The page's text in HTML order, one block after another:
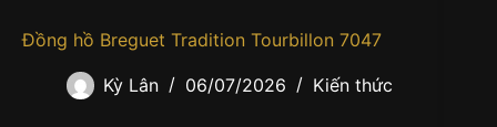
Đồng hồ Breguet Tradition Tourbillon 7047
Kỳ Lân 06/07/2026 Kiến thức